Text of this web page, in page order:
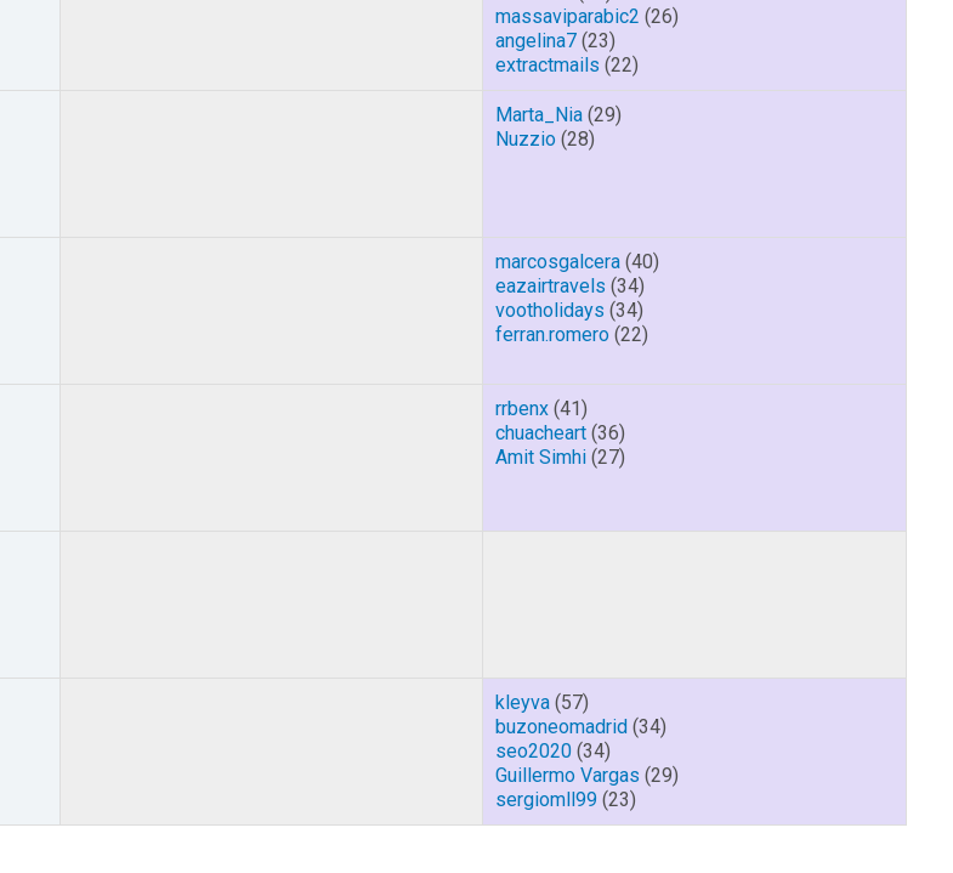
massaviparabic2 (26)
angelina7 (23)
extractmails (22)
Marta_Nia (29)
Nuzzio (28)
marcosgalcera (40)
eazairtravels (34)
vootholidays (34)
ferran.romero (22)
rrbenx (41)
chuacheart (36)
Amit Simhi (27)
kleyva (57)
buzoneomadrid (34)
seo2020 (34)
Guillermo Vargas (29)
sergiomll99 (23)